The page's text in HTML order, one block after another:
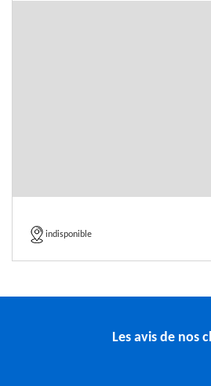
indisponible
Les avis de nos